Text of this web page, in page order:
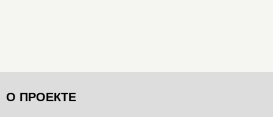
О ПРОЕКТЕ